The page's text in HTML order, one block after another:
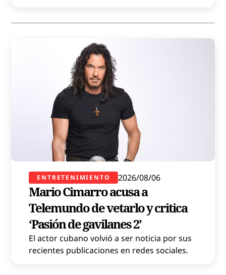
ENTRETENIMIENTO 2026/08/06
Mario Cimarro acusa a
Telemundo de vetarlo y critica
‘Pasión de gavilanes 2’
El actor cubano volvió a ser noticia por sus
recientes publicaciones en redes sociales.